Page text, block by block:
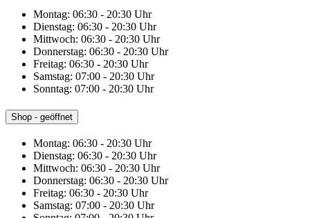
Montag: 06:30 - 20:30 Uhr
Dienstag: 06:30 - 20:30 Uhr
Mittwoch: 06:30 - 20:30 Uhr
Donnerstag: 06:30 - 20:30 Uhr
Freitag: 06:30 - 20:30 Uhr
Samstag: 07:00 - 20:30 Uhr
Sonntag: 07:00 - 20:30 Uhr
Shop - geöffnet
Montag: 06:30 - 20:30 Uhr
Dienstag: 06:30 - 20:30 Uhr
Mittwoch: 06:30 - 20:30 Uhr
Donnerstag: 06:30 - 20:30 Uhr
Freitag: 06:30 - 20:30 Uhr
Samstag: 07:00 - 20:30 Uhr